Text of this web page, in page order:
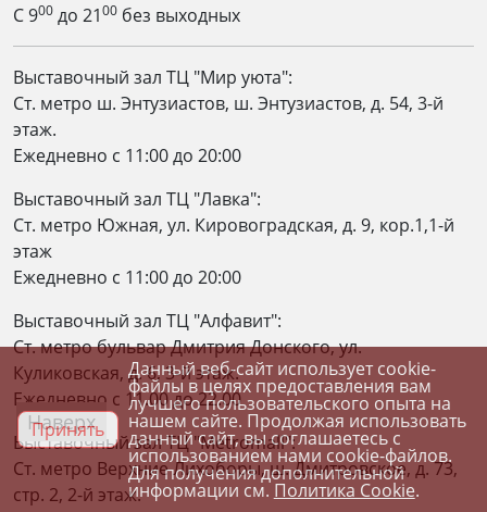
С 900 до 2100 без выходных
Выставочный зал ТЦ "Мир уюта":
Ст. метро ш. Энтузиастов, ш. Энтузиастов, д. 54, 3-й
этаж.
Ежедневно c 11:00 до 20:00
Выставочный зал ТЦ "Лавка":
Ст. метро Южная, ул. Кировоградская, д. 9, кор.1,1-й
этаж
Ежедневно c 11:00 до 20:00
Выставочный зал ТЦ "Алфавит":
Ст. метро бульвар Дмитрия Донского, ул.
Куликовская, д. 6, 3-й этаж.
Ежедневно с 11.00 до 22.00
Выставочный зал ТЦ "Metromall":
Ст. метро Верхние Лихоборы, ш. Дмитровское, д. 73,
стр. 2, 2-й этаж.
Наверх
Принять
Данный веб-сайт использует cookie-
файлы в целях предоставления вам
лучшего пользовательского опыта на
нашем сайте. Продолжая использовать
данный сайт, вы соглашаетесь с
использованием нами cookie-файлов.
Для получения дополнительной
информации см.Политика Cookie.